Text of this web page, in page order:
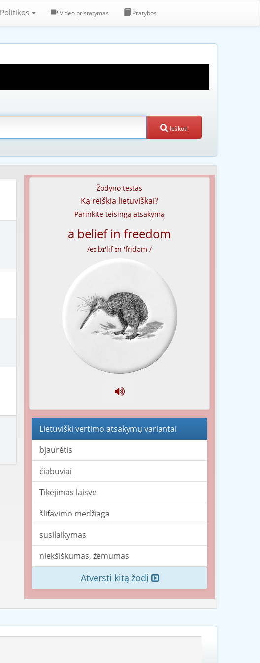
Politikos Video pristatymas Pratybos
Ieškoti
Žodyno testas
Ką reiškia lietuviškai?
Parinkite teisingą atsakymą
a belief in freedom
/eɪ bɪ'lif ɪn 'fridəm /
Lietuviški vertimo atsakymų variantai
bjaurėtis
čiabuviai
Tikėjimas laisve
šlifavimo medžiaga
susilaikymas
niekšiškumas, žemumas
Atversti kitą žodį